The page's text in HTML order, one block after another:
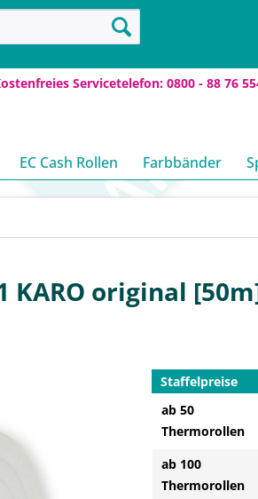
Servicetelefon: 0800 - 88 76
EC Cash Rollen Farbbänder
original
Staffelpreise
ab 50
Thermorollen
ab 100
Thermorollen